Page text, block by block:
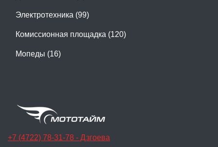
Электротехника (99)
Комиссионная площадка (120)
Мопеды (16)
+7 (4722) 78-31-78 - Дзгоева